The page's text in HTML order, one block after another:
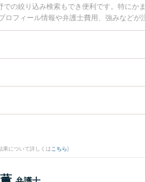
の絞り込み検索もでき便利です。特にか
ロフィール情報や弁護士費用、強みなど
トラブル解決の実績豊富な近くの弁護
すすめです。
果について詳しくは こちら)